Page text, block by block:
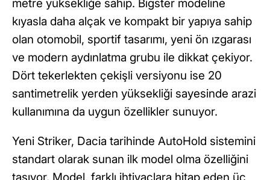
metre yüksekliğe sahip. Bigster modeline
kıyasla daha alçak ve kompakt bir yapıya sahip
olan otomobil, sportif tasarımı, yeni ön ızgarası
ve modern aydınlatma grubu ile dikkat çekiyor.
Dört tekerlekten çekişli versiyonu ise 20
santimetrelik yerden yüksekliği sayesinde arazi
kullanımına da uygun özellikler sunuyor.
Yeni Striker, Dacia tarihinde AutoHold sistemini
standart olarak sunan ilk model olma özelliğini